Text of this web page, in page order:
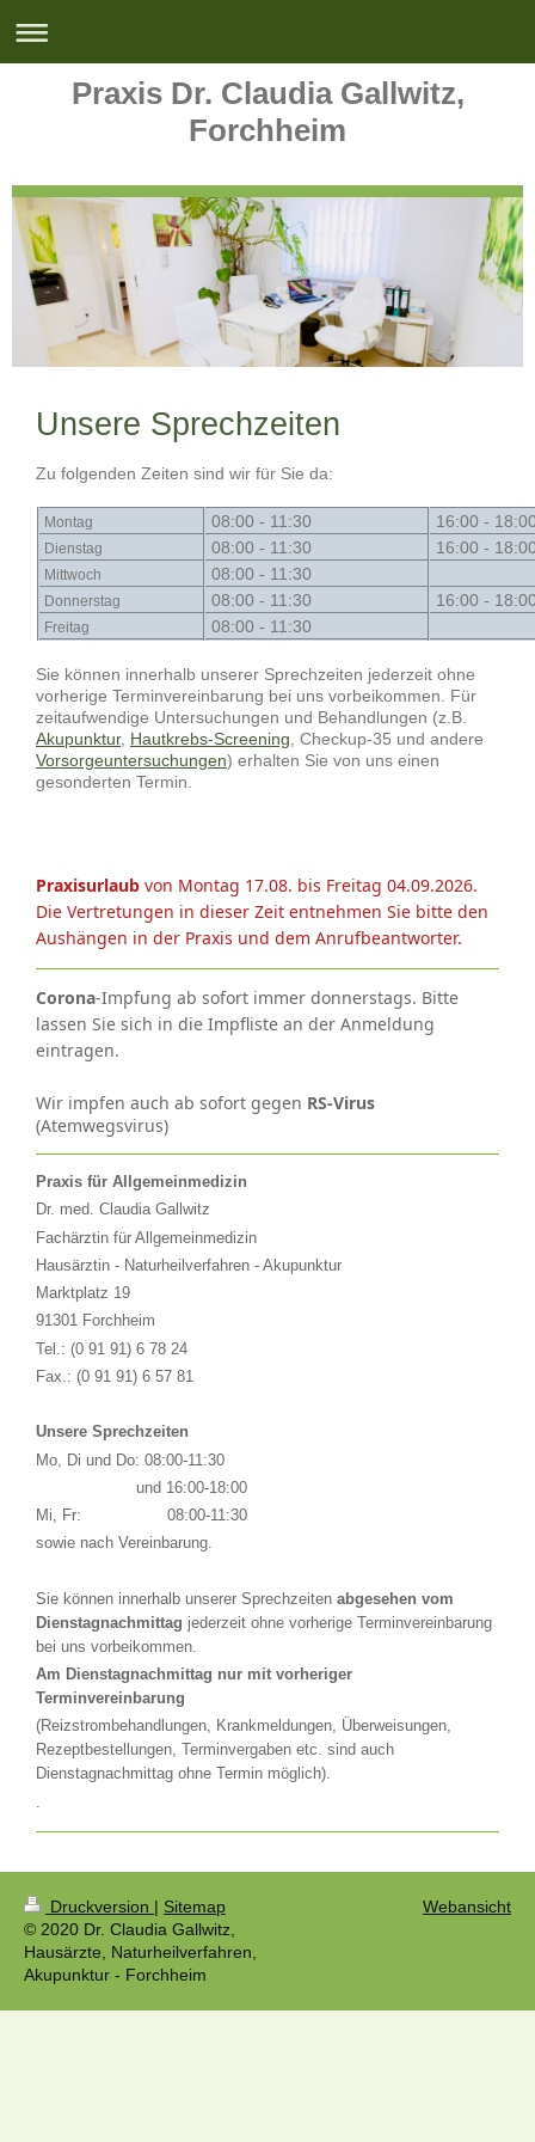
Praxis Dr. Claudia Gallwitz,
Forchheim
Unsere Sprechzeiten
Zu folgenden Zeiten sind wir für Sie da:
Montag 08:00 - 11:30 16:00 -
Dienstag 08:00 - 11:30 16:00 -
Mittwoch 08:00 - 11:30
Donnerstag 08:00 - 11:30 16:00 -
Freitag 08:00 - 11:30
Sie können innerhalb unserer Sprechzeiten jederzeit ohne
vorherige Terminvereinbarung bei uns vorbeikommen. Für
zeitaufwendige Untersuchungen und Behandlungen (z.B.
Akupunktur, Hautkrebs-Screening , Checkup-35 und andere
Vorsorgeuntersuchungen) erhalten Sie von uns einen
gesonderten Termin.
Praxisurlaub von Montag 17.08. bis Freitag 04.09.2026.
Die Vertretungen in dieser Zeit entnehmen Sie bitte den
Aushängen in der Praxis und dem Anrufbeantworter.
Corona-Impfung ab sofort immer donnerstags. Bitte
lassen Sie sich in die Impfliste an der Anmeldung
eintragen.
Wir impfen auch ab sofort gegen RS-Virus
(Atemwegsvirus)
Praxis für Allgemeinmedizin
Dr. med. Claudia Gallwitz
Fachärztin für Allgemeinmedizin
Hausärztin - Naturheilverfahren - Akupunktur
Marktplatz 19
91301 Forchheim
Tel.: (0 91 91) 6 78 24
Fax.: (0 91 91) 6 57 81
Unsere Sprechzeiten
Mo, Di und Do: 08:00-11:30
und 16:00-18:00
Mi, Fr:
08:00-11:30
sowie nach Vereinbarung.
Sie können innerhalb unserer Sprechzeiten abgesehen vom
Dienstagnachmittag jederzeit ohne vorherige Terminvereinbarung
bei uns vorbeikommen.
Am Dienstagnachmittag nur mit vorheriger
Terminvereinbarung
(Reizstrombehandlungen, Krankmeldungen, Überweisungen,
Rezeptbestellungen, Terminvergaben etc. sind auch
Dienstagnachmittag ohne Termin möglich).
Druckversion | Sitemap
© 2020 Dr. Claudia Gallwitz,
Hausärzte, Naturheilverfahren,
Akupunktur - Forchheim
Webansicht